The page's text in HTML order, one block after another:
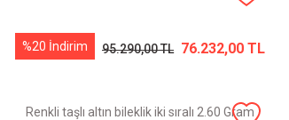
%20 İndirim 95.290,00 TL 76.232,00 TL
Renkli taşlı altın bileklik iki sıralı 2.60 Gram